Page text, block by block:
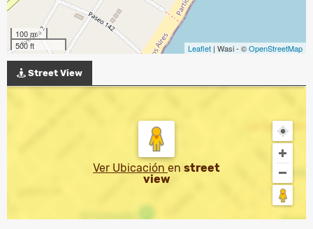
100 m
500 ft
Leaflet | Wasi - ©OpenStreetMap
Street View
Ver Ubicación en street
view